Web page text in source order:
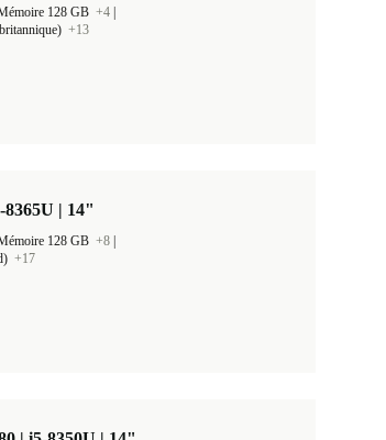
128 GB +4
+13
| 14"
128 GB +8
+17